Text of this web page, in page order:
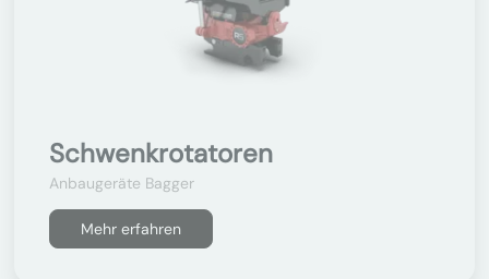
Schwenkrotatoren
Anbaugeräte Bagger
Mehr erfahren